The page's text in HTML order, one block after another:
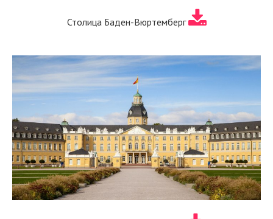
Столица Баден-Вюртемберг